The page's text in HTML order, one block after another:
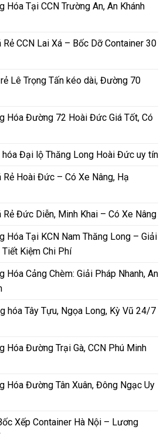
Hóa Tại CCN Trường An, An Khánh
CCN Lai Xá – Bốc Dỡ Container 30
Lê Trọng Tấn kéo dài, Đường 70
Hóa Đường 72 Hoài Đức Giá Tốt, Có
hóa Đại lộ Thăng Long Hoài Đức uy tín
Hoài Đức – Có Xe Nâng, Hạ
Đức Diễn, Minh Khai – Có Xe Nâng
Hóa Tại KCN Nam Thăng Long – Giải
Tiết Kiệm Chi Phí
Hóa Cảng Chèm: Giải Pháp Nhanh, An
hóa Tây Tựu, Ngọa Long, Kỳ Vũ 24/7
Hóa Đường Trại Gà, CCN Phú Minh
Hóa Đường Tân Xuân, Đông Ngạc Uy
Xếp Container Hà Nội – Lương